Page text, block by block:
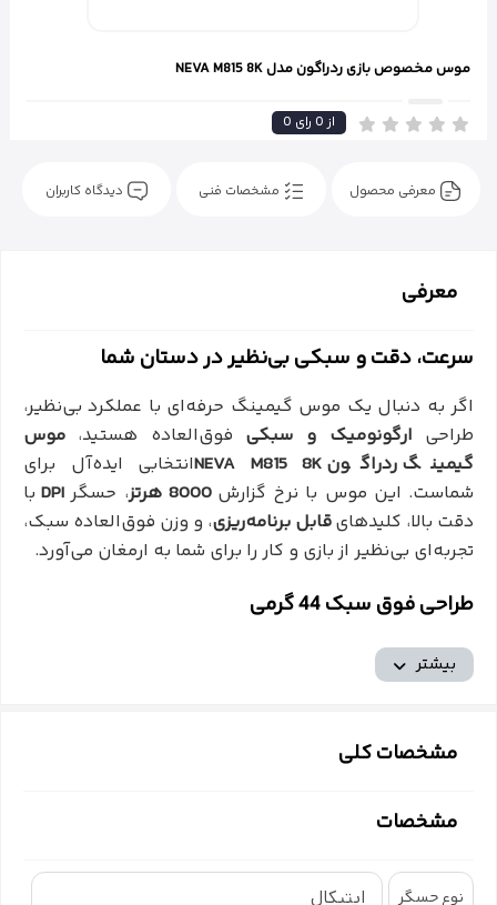
موس مخصوص بازی ردراگون مدل NEVA M815 8K
0 از0 رای
معرفی محصول مشخصات فنی دیدگاه کاربران
معرفی
سرعت، دقت و سبکی بی‌نظیر در دستان شما
اگر به دنبال یک موس گیمینگ حرفه‌ای با عملکرد بی‌نظیر،
طراحی ارگونومیک و سبکی فوق‌العاده هستید، موس
گیمینگ ردراگون NEVA M815 8K
انتخابی ایده‌آل برای
شماست. این موس با نرخ گزارش8000 هرتز ، حسگر DPIبا
دقت بالا، کلیدهایقابل برنامه‌ریزی، و وزن فوق‌العاده سبک،
تجربه‌ای بی‌نظیر از بازی و کار را برای شما به ارمغان می‌آورد.
طراحی فوق سبک 44 گرمی
موسNEVA M815 8K
تنها44 گرم
دست را در استفاده‌های طولانی‌مدت کاهش می‌دهد و به
شما کمک می‌کند تا ساعات طولانی‌تری به بازی یا کار بپردازید.
نیاز به حرکات سریع و دقیق دارند، بسیار مهم است.
نرخ گزارش 8000 هرتز
بیشتر
مشخصات کلی
مشخصات
نوع حسگر اپتیکال